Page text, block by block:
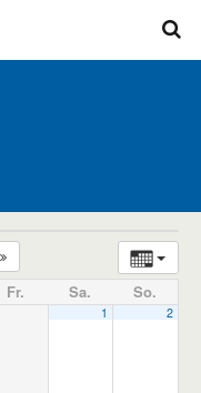
Fr. Sa. So.
1 2